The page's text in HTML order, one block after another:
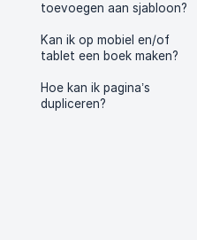
toevoegen aan sjabloon?
Kan ik op mobiel en/of
tablet een boek maken?
Hoe kan ik pagina’s
dupliceren?